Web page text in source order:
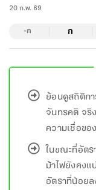
20 ก.พ. 69
-ก ก
ย้อนดูสถิติก
จันทรคติ จริ
ความเชื่อข
ในขณะที่อัตร
ม้าไฟยังคง
อัตราที่น้อยล